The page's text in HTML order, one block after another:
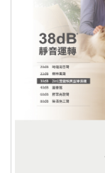
商品之實
實際狀況
貨，物流
品除外）
若為需安
商品屬性